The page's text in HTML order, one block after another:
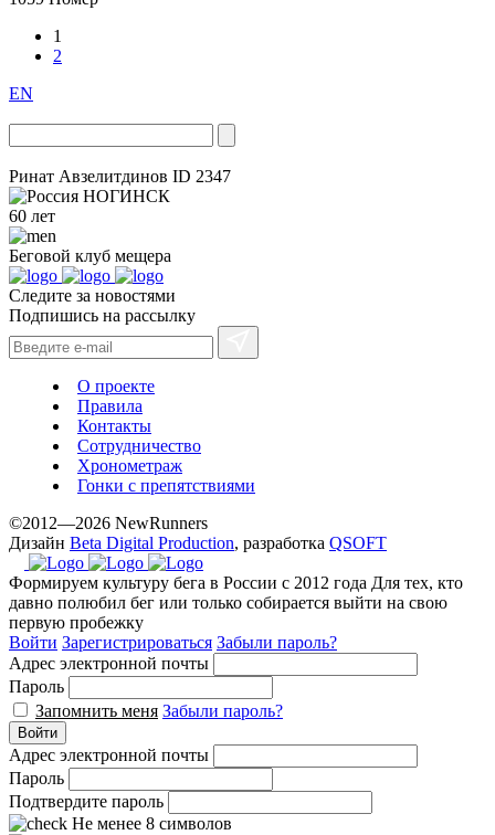
1
2
EN
Ринат Авзелитдинов ID 2347
НОГИНСК
60 лет
Беговой клуб мещера
Следите за новостями
Подпишись на рассылку
О проекте
Правила
Контакты
Сотрудничество
Хронометраж
Гонки с препятствиями
©2012—2026 NewRunners
Дизайн Beta Digital Production, разработка QSOFT
Формируем культуру бега в России с 2012 года Для тех, кто
давно полюбил бег или только собирается выйти на свою
первую пробежку
Войти Зарегистрироваться Забыли пароль?
Адрес электронной почты
Пароль
Запомнить меня Забыли пароль?
Войти
Адрес электронной почты
Пароль
Подтвердите пароль
Не менее 8 символов